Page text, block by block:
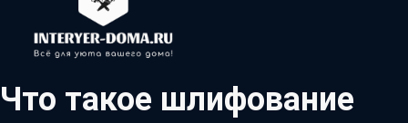
Что такое шлифование